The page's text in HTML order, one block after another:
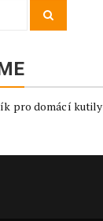
pro domácí kutily